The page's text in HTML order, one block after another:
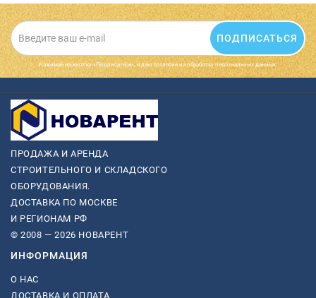
ПОДПИСАТЬСЯ
Нажимая на кнопку «Подписаться», я даю cогласие на обработку персональных данных.
ПРОДАЖА И АРЕНДА
СТРОИТЕЛЬНОГО И СКЛАДСКОГО
ОБОРУДОВАНИЯ.
ДОСТАВКА ПО МОСКВЕ
И РЕГИОНАМ РФ
© 2008 — 2026 НОВАРЕНТ
ИНФОРМАЦИЯ
О НАС
ДОСТАВКА И ОПЛАТА